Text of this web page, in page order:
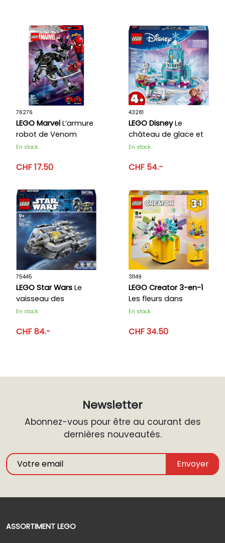
76276
LEGO Marvel L’armure
robot de Venom
contre Miles Morales
En stock
CHF 17.50
43281
LEGO DisneyLe
château de glace et
la piste enneigée
En stock
CHF 54.-
75445
LEGO Star Wars Le
vaisseau des
Anzellans
En stock
CHF 84.-
31149
LEGO Creator 3-en-1
Les fleurs dans
l’arrosoir
En stock
CHF 34.50
Newsletter
Abonnez-vous pour être au courant des
dernières nouveautés.
Envoyer
ASSORTIMENT LEGO